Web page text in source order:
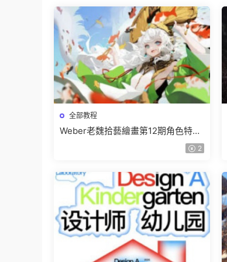
全部教程
Weber老魏拾藝繪畫第12期角色特訓
2